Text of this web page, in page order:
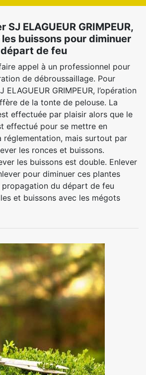
SJ ELAGUEUR GRIMPEUR,
buissons pour diminuer
de feu
appel à un professionnel pour
de débroussaillage. Pour
ELAGUEUR GRIMPEUR, l’opération
de la tonte de pelouse. La
effectuée par plaisir alors que le
effectué pour se mettre en
réglementation, mais surtout par
les ronces et buissons.
les buissons est double. Enlever
pour diminuer ces plantes
du départ de feu
et buissons avec les mégots